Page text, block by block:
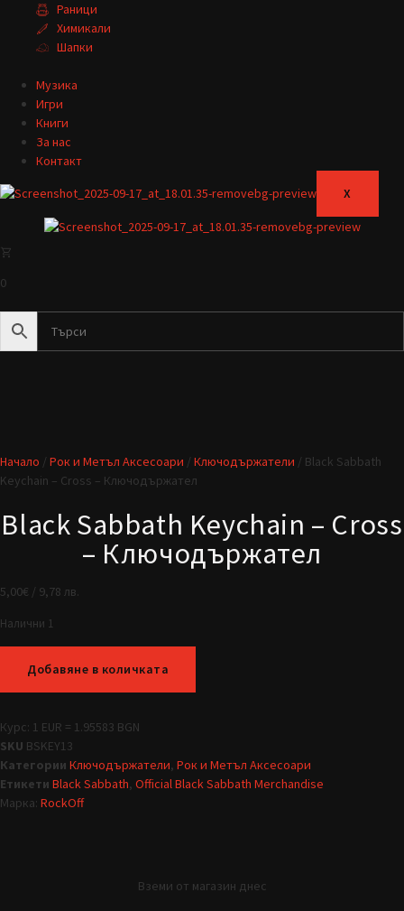
Раници
Химикали
Шапки
Музика
Игри
Книги
За нас
Контакт
X
0
Начало / Рок и Метъл Аксесоари / Ключодържатели / Black Sabbath
Keychain – Cross – Ключодържател
Black Sabbath Keychain – Cross
– Ключодържател
5,00€ / 9,78 лв.
Налични 1
Добавяне в количката
Курс: 1 EUR = 1.95583 BGN
SKU BSKEY13
Категории Ключодържатели, Рок и Метъл Аксесоари
Етикети Black Sabbath, Official Black Sabbath Merchandise
Марка: RockOff
Вземи от магазин днес